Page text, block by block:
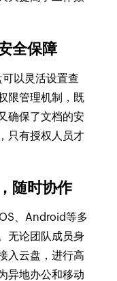
全保障
以灵活设置查
限管理机制，既
确保了文档的安
只有授权人员才
随时协作
、Android等多
无论团队成员身
入云盘，进行高
异地办公和移动